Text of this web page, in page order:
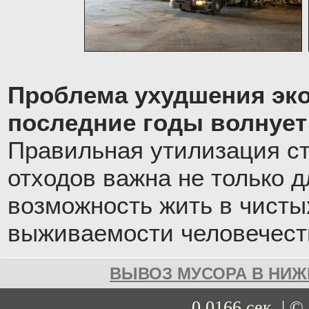
Проблема ухудшения
последние годы
Правильная утилизация
отходов важна не только
возможность жить в
выживаемости
ВЫВОЗ МУСОРА В